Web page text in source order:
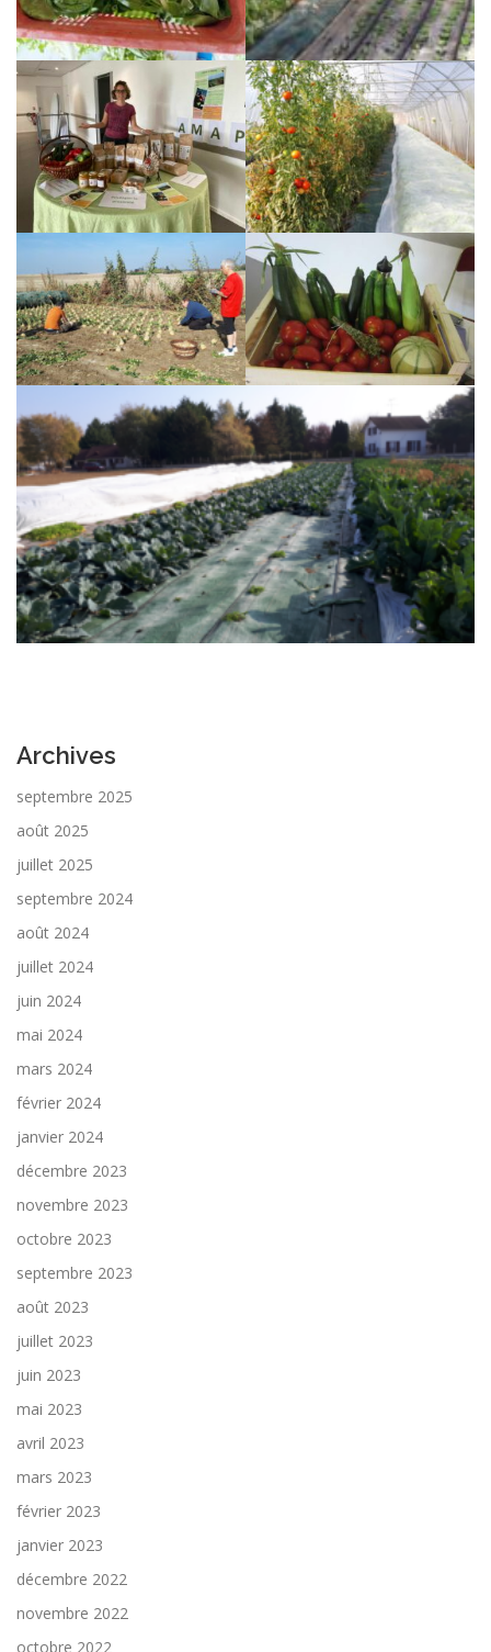
Archives
septembre 2025
août 2025
juillet 2025
septembre 2024
août 2024
juillet 2024
juin 2024
mai 2024
mars 2024
février 2024
janvier 2024
décembre 2023
novembre 2023
octobre 2023
septembre 2023
août 2023
juillet 2023
juin 2023
mai 2023
avril 2023
mars 2023
février 2023
janvier 2023
décembre 2022
novembre 2022
octobre 2022